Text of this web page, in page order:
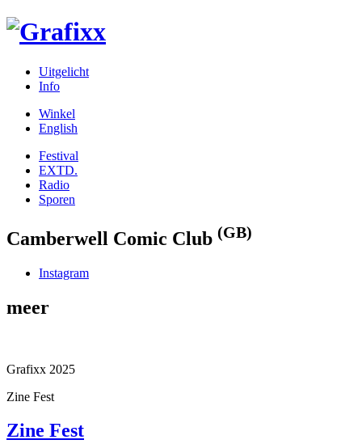
Uitgelicht
Info
Winkel
English
Festival
EXTD.
Radio
Sporen
Camberwell Comic Club (GB)
Instagram
meer
Grafixx 2025
Zine Fest
Zine Fest